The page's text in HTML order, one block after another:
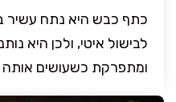
כתף כבש היא נתח עשיר
לבישול איטי, ולכן היא
ומתפרקת כשעושים אותה